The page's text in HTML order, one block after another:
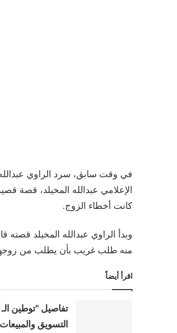
في وقت سابق، سرد الراوي عبدالله
الإعلامي عبدالله المخيلد، قصة
كانت أخطاء الزوج.
منه طلب غريب بأن يطلب من زوجها أن
اقرأ أيضاً
التسويق